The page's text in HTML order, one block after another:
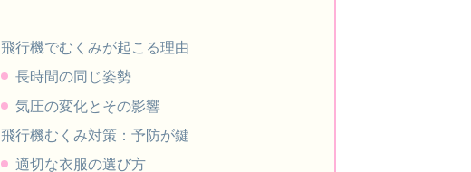
飛行機でむくみが起こる理由
長時間の同じ姿勢
気圧の変化とその影響
飛行機むくみ対策：予防が鍵
適切な衣服の選び方